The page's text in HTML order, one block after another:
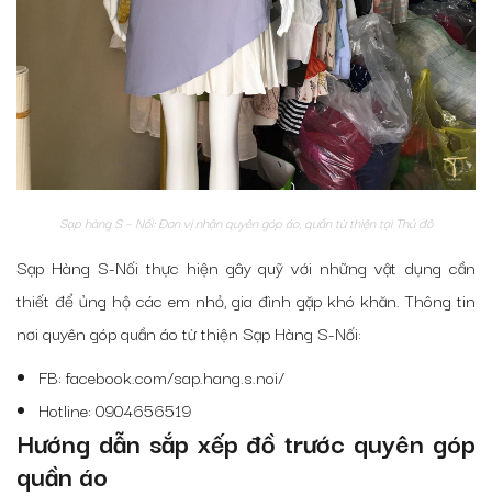
Sạp hàng S – Nối: Đơn vị nhận quyên góp áo, quần từ thiện tại Thủ đô
Sạp Hàng S-Nối thực hiện gây quỹ với những vật dụng cần
thiết để ủng hộ các em nhỏ, gia đình gặp khó khăn. Thông tin
nơi quyên góp quần áo từ thiện Sạp Hàng S-Nối:
FB: facebook.com/sap.hang.s.noi/
Hotline: 0904656519
Hướng dẫn sắp xếp đồ trước quyên góp
quần áo